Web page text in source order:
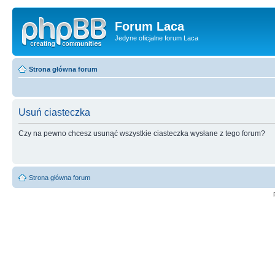
Forum Laca
Jedyne oficjalne forum Laca
Strona główna forum
Usuń ciasteczka
Czy na pewno chcesz usunąć wszystkie ciasteczka wysłane z tego forum?
Strona główna forum